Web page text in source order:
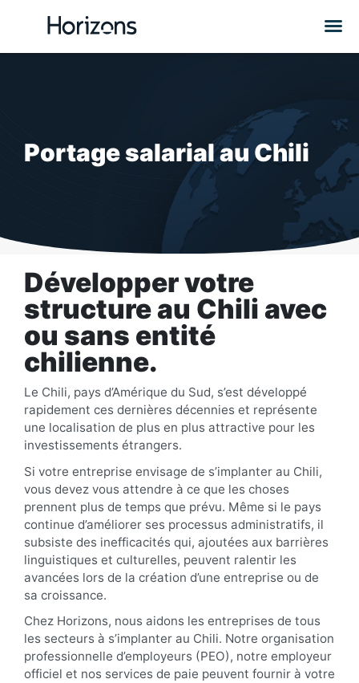
Portage salarialau Chili
Développer votre
structure au Chili avec
ou sans entité
chilienne.
Le Chili, pays d’Amérique du Sud, s’est développé
rapidement ces dernières décennies et représente
une localisation de plus en plus attractive pour les
investissements étrangers.
Si votre entreprise envisage de s’implanter au Chili,
vous devez vous attendre à ce que les choses
prennent plus de temps que prévu. Même si le pays
continue d’améliorer ses processus administratifs, il
subsiste des inefficacités qui, ajoutées aux barrières
linguistiques et culturelles, peuvent ralentir les
avancées lors de la création d’une entreprise ou de
sa croissance.
Chez Horizons, nous aidons les entreprises de tous
les secteurs à s’implanter au Chili. Notre organisation
professionnelle d’employeurs (PEO), notre employeur
officiel et nos services de paie peuvent fournir à votre